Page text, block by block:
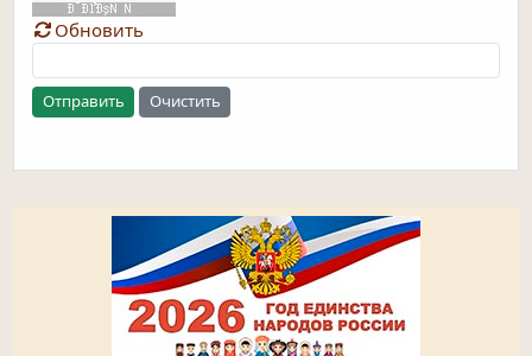
Обновить
Отправить Очистить